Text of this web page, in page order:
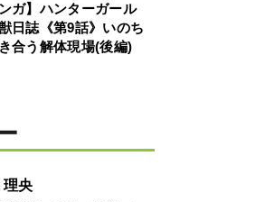
ンガ】ハンターガール
日誌《第9話》いのち
合う解体現場(後編)
理央